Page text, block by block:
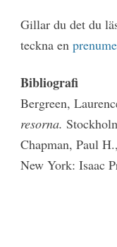
Gillar du det du
teckna en
Bibliografi
Bergreen,
resorna.
Chapman, Paul
New York: Isaac